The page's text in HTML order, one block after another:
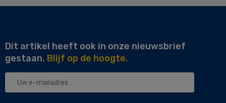
Dit artikel heeft ook in onze nieuwsbrief
gestaan. Blijf op de hoogte.
Uw